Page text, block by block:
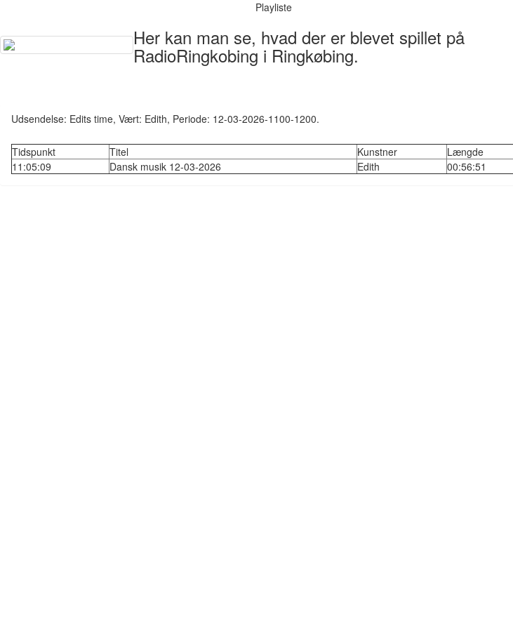
Playliste
Her kan man se, hvad der er blevet spillet på
RadioRingkobing i Ringkøbing.
Udsendelse: Edits time, Vært: Edith, Periode: 12-03-2026-1100-1200.
Tidspunkt Titel Kunstner
Længde
11:05:09
Dansk musik 12-03-2026 Edith 00:56:51